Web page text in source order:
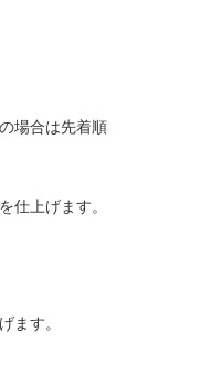
場合は先着順
仕上げます。
ます。